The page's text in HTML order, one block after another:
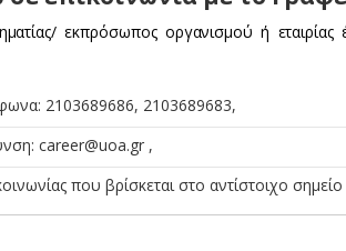
εκπρόσωπος οργανισμού ή
2103689686, 2103689683,
career@uoa.gr ,
που βρίσκεται στο αντίστοιχο